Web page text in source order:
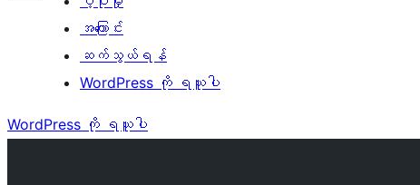
အကြောင်း
ဆက်သွယ်ရန်
WordPress ကို ရယူပါ
WordPress ကို ရယူပါ